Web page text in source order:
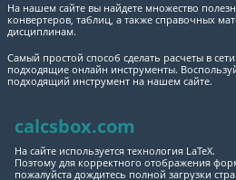
На нашем сайте вы найдете множество
конвертеров, таблиц, а также справочных
дисциплинам.
Самый простой способ сделать расчеты в
подходящие онлайн инструменты.
подходящий инструмент на нашем сайте.
calcsbox.com
На сайте используется технология LaTeX.
Поэтому для корректного отображения
пожалуйста дождитесь полной загрузки